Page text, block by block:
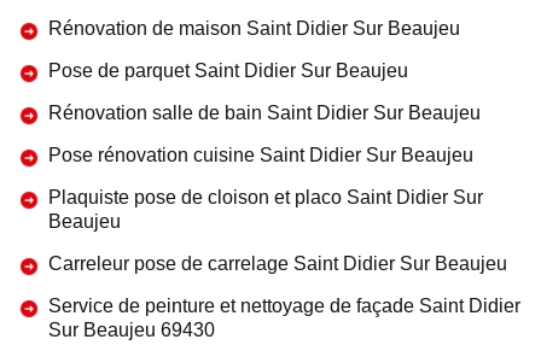
Rénovation de maison Saint Didier Sur Beaujeu
Pose de parquet Saint Didier Sur Beaujeu
Rénovation salle de bain Saint Didier Sur Beaujeu
Pose rénovation cuisine Saint Didier Sur Beaujeu
Plaquiste pose de cloison et placo Saint Didier Sur
Beaujeu
Carreleur pose de carrelage Saint Didier Sur Beaujeu
Service de peinture et nettoyage de façade Saint Didier
Sur Beaujeu 69430